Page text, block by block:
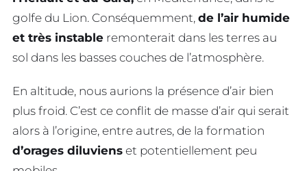
golfe du Lion. Conséquemment, de l’air humide
et très instable remonterait dans les terres au
sol dans les basses couches de l’atmosphère.
En altitude, nous aurions la présence d’air bien
plus froid. C’est ce conflit de masse d’air qui serait
alors à l’origine, entre autres, de la formation
d’orages diluviens et potentiellement peu